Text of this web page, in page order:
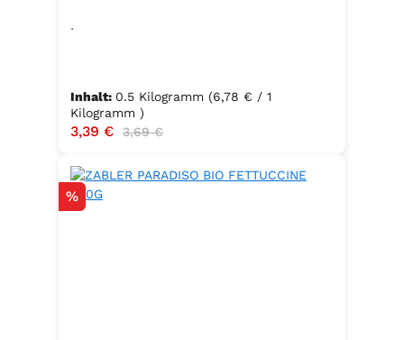
.
Inhalt: 0.5 Kilogramm (6,78 € / 1
Kilogramm )
Verkaufspreis:
3,39 € Regulärer Preis:
3,69 €
Rabatt
%